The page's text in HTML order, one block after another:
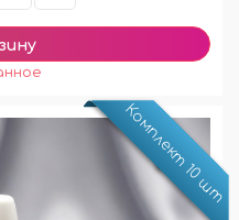
Комплект 10 шт